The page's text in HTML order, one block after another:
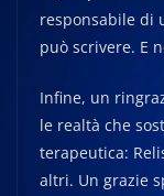
responsabile di
può scrivere. E
Infine, un
le realtà che
terapeutica:
altri. Un grazie